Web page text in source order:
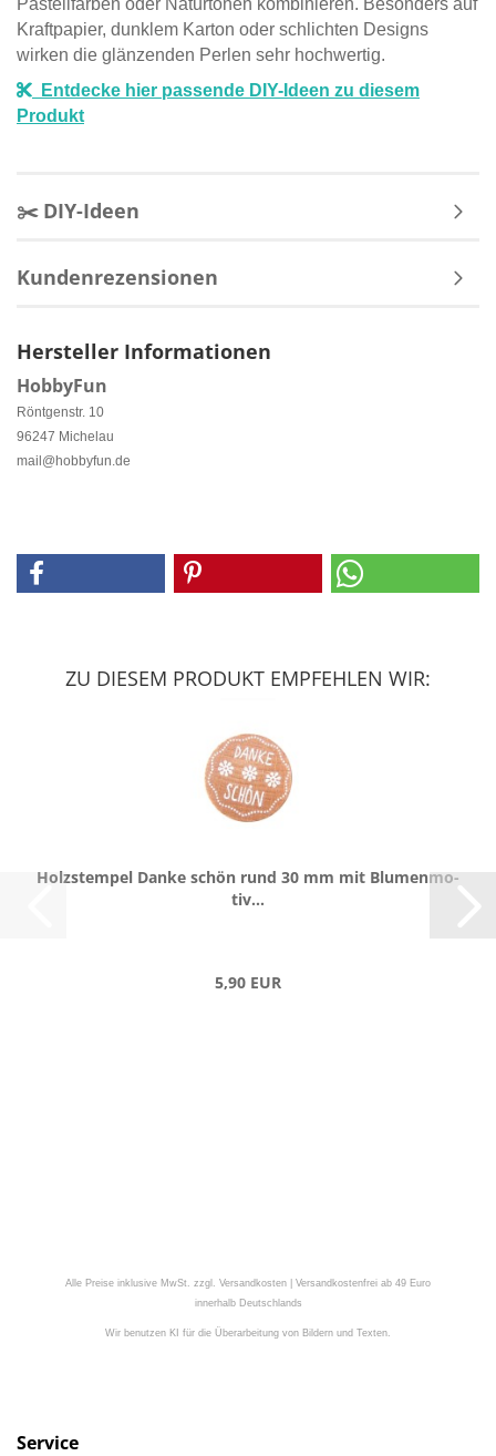
Pastellfarben oder Naturtönen kombinieren. Besonders auf
Kraftpapier, dunklem Karton oder schlichten Designs
wirken die glänzenden Perlen sehr hochwertig.
Entdecke hier passende DIY-Ideen zu diesem
Produkt
✂️ DIY-Ideen
Kundenrezensionen
Hersteller Informationen
HobbyFun
Röntgenstr. 10
96247 Michelau
mail@hobbyfun.de
ZU DIESEM PRODUKT EMPFEHLEN WIR:
Holz­stem­pel Danke schön rund 30 mm mit Blu­men­mo­
tiv...
5,90 EUR
Alle Preise inklusive MwSt. zzgl. Versandkosten | Versandkostenfrei ab 49 Euro
innerhalb Deutschlands
Wir benutzen KI für die Überarbeitung von Bildern und Texten.
Service